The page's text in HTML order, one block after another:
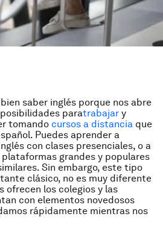
saber inglés porque nos abre
paratrabajar y
tomando cursos a distancia que
Puedes aprender a
con clases presenciales, o a
grandes y populares
Sin embargo, este tipo
clásico, no es muy diferente
ofrecen los colegios y las
con elementos novedosos
rápidamente mientras nos